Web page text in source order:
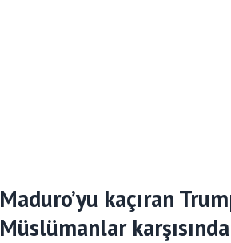
Maduro’yu kaçıran
Müslümanlar